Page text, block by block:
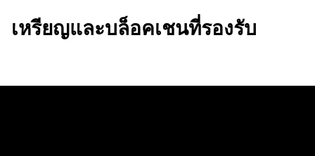
เหรียญและบล็อคเชนที่รองรับ